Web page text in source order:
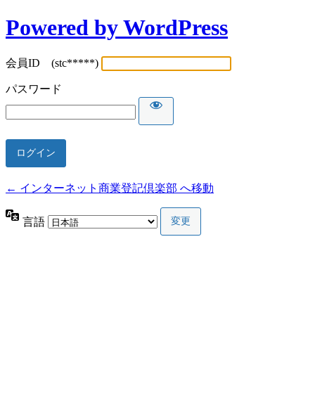
Powered by WordPress
会員ID (stc*****)
パスワード
← インターネット商業登記倶楽部 へ移動
言語